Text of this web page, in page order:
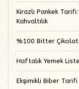
Kirazlı Pankek
Kahvaltılık
%100 Bitter
Haftalık Yemek
Ekşimikli Biber